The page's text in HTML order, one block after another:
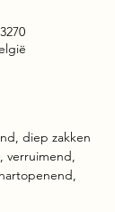
diep zakken
verruimend,